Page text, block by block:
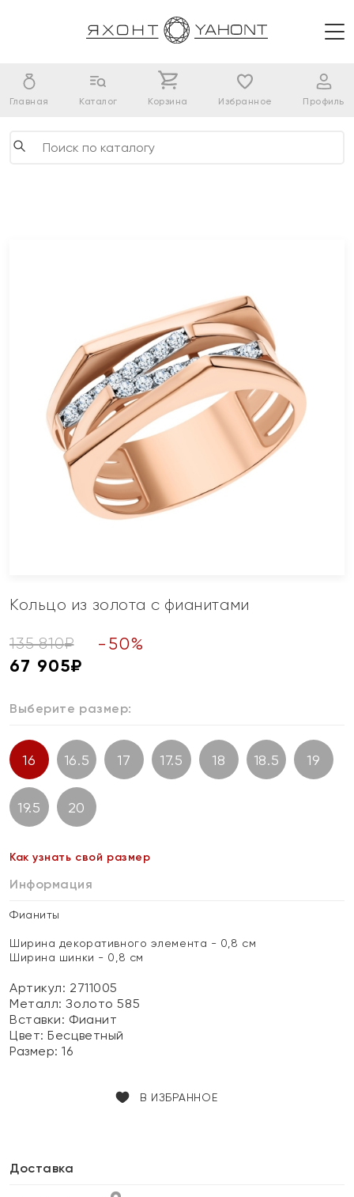
Главная Каталог Корзина Избранное Профиль
Кольцо из золота с фианитами
135 810₽ - 50%
67 905₽
Выберите размер:
16 16.5 17 17.5 18 18.5 19
19.5 20
Как узнать свой размер
Информация
Фианиты
Ширина декоративного элемента - 0,8 см
Ширина шинки - 0,8 см
Артикул: 2711005
Металл:Золото 585
Вставки: Фианит
Цвет:Бесцветный
Размер:16
В ИЗБРАННОЕ
Доставка